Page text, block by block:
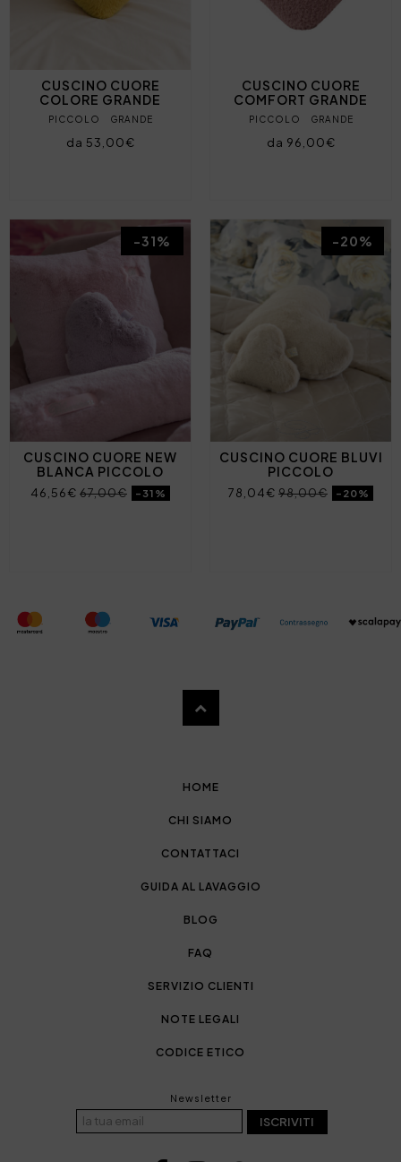
CUSCINO CUORE
COLORE GRANDE
PICCOLO GRANDE
da 53,00€
CUSCINO CUORE
COMFORT GRANDE
PICCOLO GRANDE
da 96,00€
CUSCINO CUORE NEW
BLANCA PICCOLO
46,56€ 67,00€ -31%
-31%
CUSCINO CUORE BLUVI
PICCOLO
78,04€ 98,00€ -20%
-20%
HOME
CHI SIAMO
CONTATTACI
GUIDA AL LAVAGGIO
BLOG
FAQ
SERVIZIO CLIENTI
NOTE LEGALI
CODICE ETICO
Newsletter
ISCRIVITI